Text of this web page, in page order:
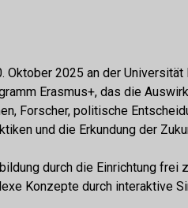
Oktober 2025 an der
Erasmus+, das die
Forscher, politische
und die Erkundung der
durch die Einrichtung frei
Konzepte durch interaktive